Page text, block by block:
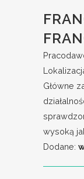
Główne
wysoką
Dodane: